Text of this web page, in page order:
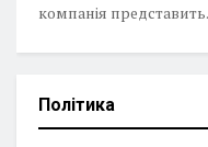
компанія
Політика